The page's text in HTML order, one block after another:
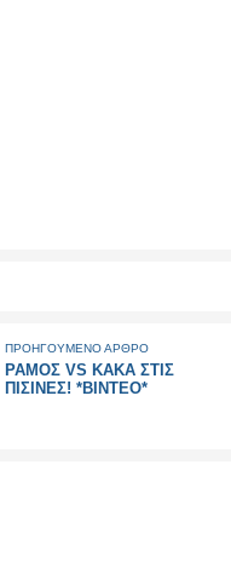
ΠΡΟΗΓΟΥΜΕΝΟ ΑΡΘΡΟ
ΡΑΜΟΣ VS ΚΑΚΑ ΣΤΙΣ
ΠΙΣΙΝΕΣ! *ΒΙΝΤΕΟ*